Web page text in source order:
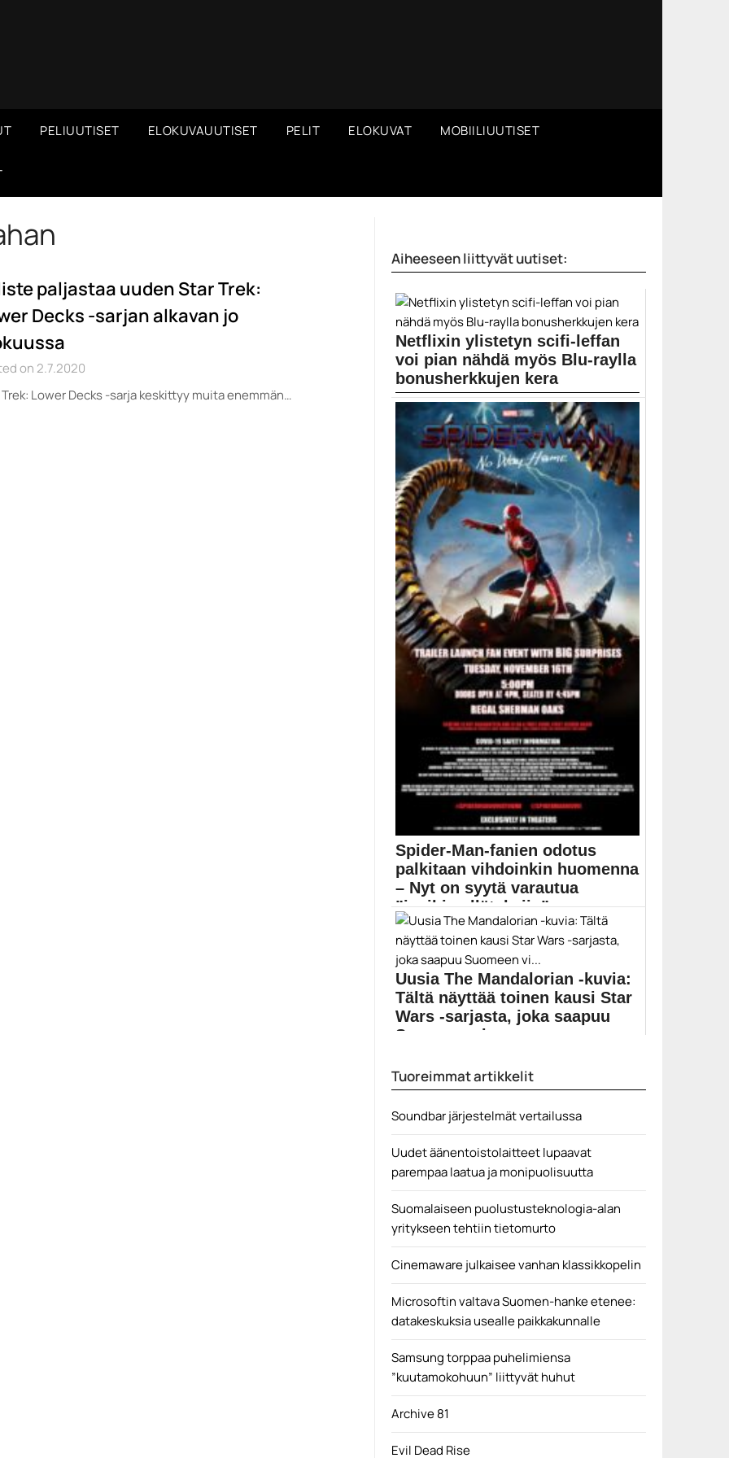
PELIUUTISET ELOKUVAUUTISET PELIT ELOKUVAT MOBIILIUUTISET
paljastaa uuden Star Trek:
Decks -sarjan alkavan jo
on 2.7.2020
Lower Decks -sarja keskittyy muita enemmän…
Aiheeseen liittyvät uutiset:
Netflixin ylistetyn scifi-leffan
voi pian nähdä myös Blu-raylla
bonusherkkujen kera
Jeff VanderMeerin romaaniin pohjautuva Annihilation-
elokuva julkaistiin Netflixissä viime...
Alex Garland
Spider-Man-fanien odotus
palkitaan vihdoinkin huomenna
– Nyt on syytä varautua
”isoihin yllätyksiin”
Spider-Man: No Way Homen ensimmäinen traileri
julkaistiin elokuussa,...
Elokuvauutiset
Uusia The Mandalorian -kuvia:
Tältä näyttää toinen kausi Star
Wars -sarjasta, joka saapuu
Suomeen vi...
saapuvat...
Disney Plus
Tuoreimmat artikkelit
Soundbar järjestelmät vertailussa
Uudet äänentoistolaitteet lupaavat
parempaa laatua ja monipuolisuutta
Suomalaiseen puolustusteknologia-alan
yritykseen tehtiin tietomurto
Cinemaware julkaisee vanhan klassikkopelin
Microsoftin valtava Suomen-hanke etenee:
datakeskuksia usealle paikkakunnalle
Samsung torppaa puhelimiensa
”kuutamokohuun” liittyvät huhut
Archive 81
Evil Dead Rise